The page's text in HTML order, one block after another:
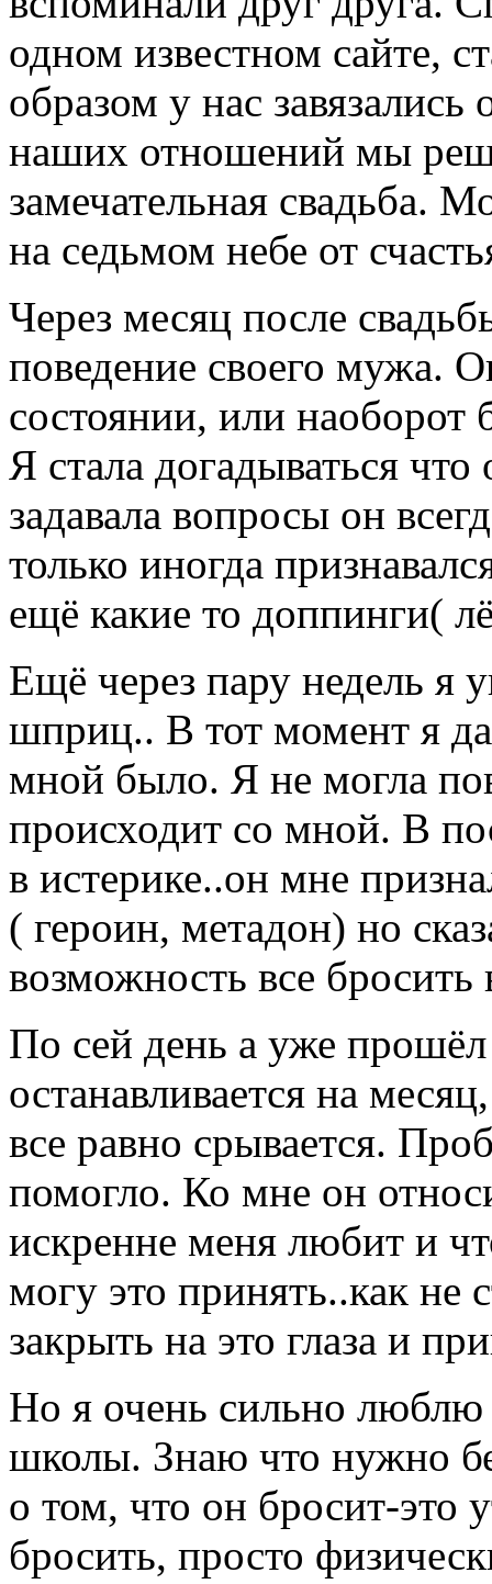
одном известном сайте,
образом у нас
наших отношений мы
замечательная свадьба.
на седьмом небе от
Через месяц после
поведение своего мужа.
состоянии, или
Я стала догадываться
задавала вопросы он
только иногда
ещё какие то доппинги(
Ещё через пару недель я
шприц.. В тот момент я
мной было. Я не могла
происходит со мной. В
в истерике..он мне
( героин, метадон) но
возможность все бросить
По сей день а уже
останавливается на
все равно срывается.
помогло. Ко мне он
искренне меня любит и
могу это принять..как не
закрыть на это глаза и
Но я очень сильно люблю
школы. Знаю что нужно
о том, что он бросит-это
бросить, просто